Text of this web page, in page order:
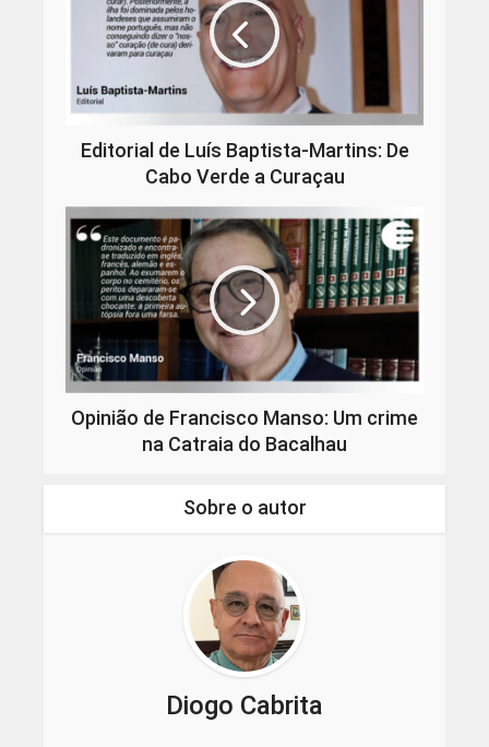
Editorial de Luís Baptista-Martins: De
Cabo Verde a Curaçau
Opinião de Francisco Manso: Um crime
na Catraia do Bacalhau
Sobre o autor
Diogo Cabrita